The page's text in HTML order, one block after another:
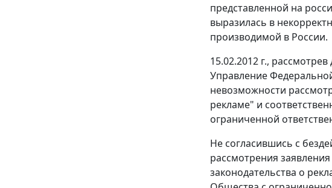
представленной на
выразилась в
производимой в России.
15.02.2012 г.,
Управление
невозможности
рекламе" и
ограниченной
Не согласившись с
рассмотрения
законодательства о